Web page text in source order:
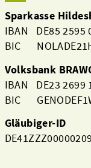
Sparkasse
IBAN DE85 2595
BIC
Volksbank
IBAN DE23 2699
BIC
Gläubiger-ID